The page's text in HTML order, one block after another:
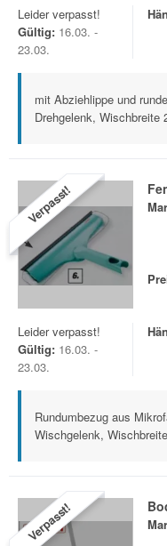
Leider verpasst!
Gültig: 16.03. -
23.03.
mit Abziehlippe und
Drehgelenk, Wischbreite
Verpasst!
Leider verpasst!
Gültig: 16.03. -
23.03.
Rundumbezug aus
Wischgelenk,
Verpasst!